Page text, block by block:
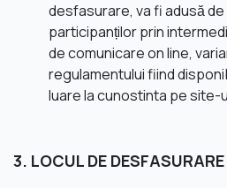
desfasurare, va fi adusă
participanților prin
de comunicare on line,
regulamentului fiind
luare la cunostinta pe
3. LOCUL DE